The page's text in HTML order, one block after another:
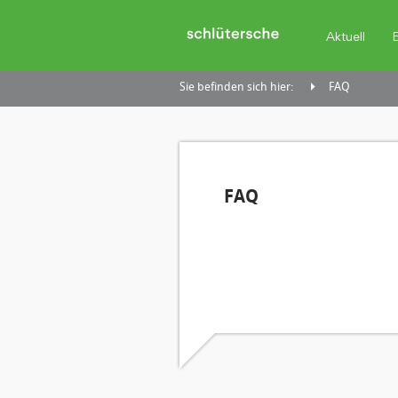
Aktuell
Sie befinden sich hier: FAQ
FAQ